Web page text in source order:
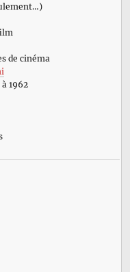
de cinéma
1962